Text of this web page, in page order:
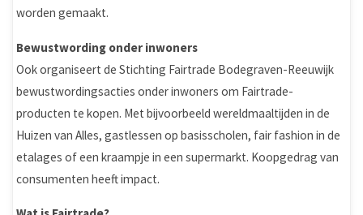
worden gemaakt.
Bewustwording onder inwoners
Ook organiseert de Stichting Fairtrade Bodegraven-Reeuwijk
bewustwordingsacties onder inwoners om Fairtrade-
producten te kopen. Met bijvoorbeeld wereldmaaltijden in de
Huizen van Alles, gastlessen op basisscholen, fair fashion in de
etalages of een kraampje in een supermarkt. Koopgedrag van
consumenten heeft impact.